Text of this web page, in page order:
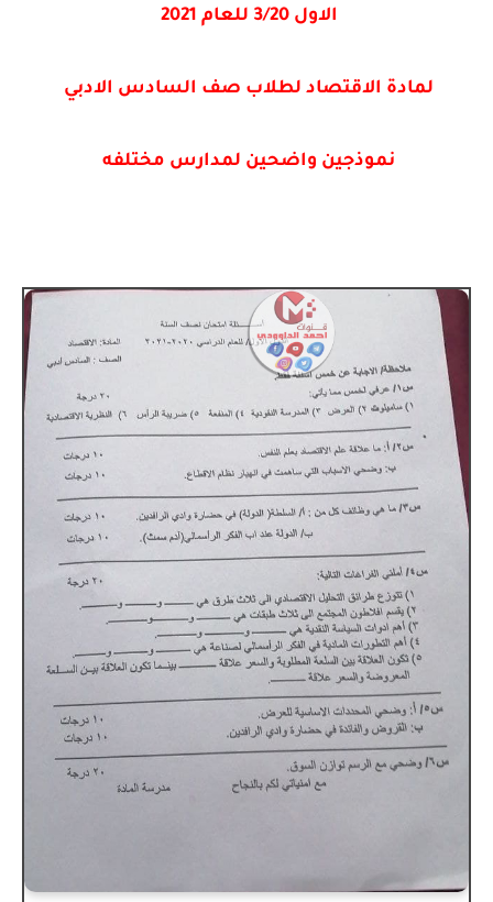
الاول 3/20 للعام 2021
لمادة الاقتصاد لطلاب صف السادس الادبي
نموذجين واضحين لمدارس مختلفه